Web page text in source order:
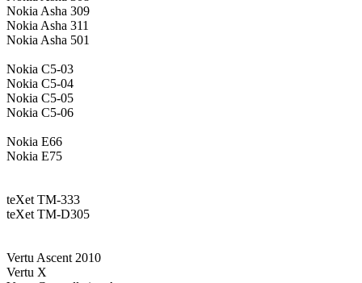
Nokia Asha 309
Nokia Asha 311
Nokia Asha 501
Nokia C5-03
Nokia C5-04
Nokia C5-05
Nokia C5-06
Nokia E66
Nokia E75
teXet TM-333
teXet TM-D305
Vertu Ascent 2010
Vertu X